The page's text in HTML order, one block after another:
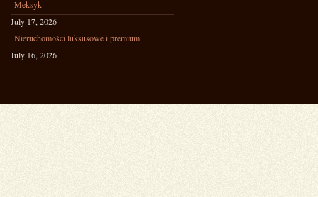
Meksyk
July 17, 2026
Nieruchomości luksusowe i premium
July 16, 2026